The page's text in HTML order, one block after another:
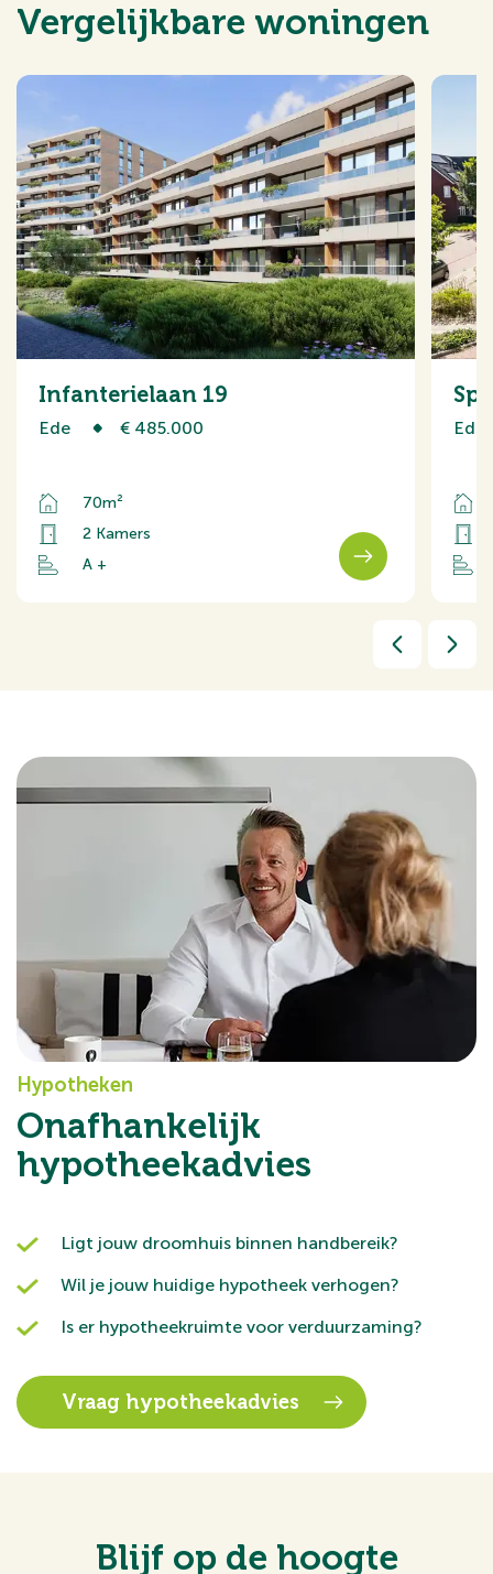
Vergelijkbare woningen
Infanterielaan 19
Ede € 485.000
70m²
2 Kamers
A +
Ede
Hypotheken
Onafhankelijk
hypotheekadvies
Ligt jouw droomhuis binnen handbereik?
Wil je jouw huidige hypotheek verhogen?
Is er hypotheekruimte voor verduurzaming?
Vraag hypotheekadvies
Blijf op de hoogte